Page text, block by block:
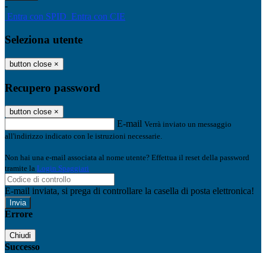
-
Entra con SPID Entra con CIE
Seleziona utente
button close ×
Recupero password
button close ×
E-mail Verrà inviato un messaggio
all'indirizzo indicato con le istruzioni necessarie.
Non hai una e-mail associata al nome utente? Effettua il reset della password
tramite la Login Spaggiari
E-mail inviata, si prega di controllare la casella di posta elettronica!
Errore
Chiudi
Successo